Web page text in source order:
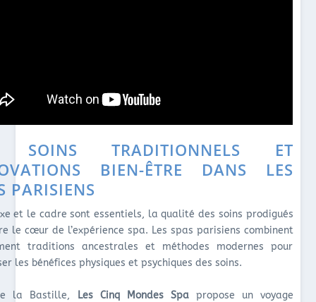
SOINS TRADITIONNELS ET
BIEN-ÊTRE DANS LES
PARISIENS
et le cadre sont essentiels, la qualité des soins prodigués
le cœur de l’expérience spa. Les spas parisiens combinent
traditions ancestrales et méthodes modernes pour
les bénéfices physiques et psychiques des soins.
la Bastille, Les Cinq Mondes Spapropose un voyage